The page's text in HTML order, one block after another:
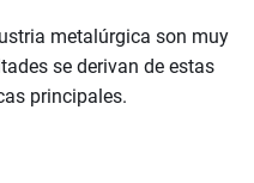
metalúrgica son muy
se derivan de estas
principales.